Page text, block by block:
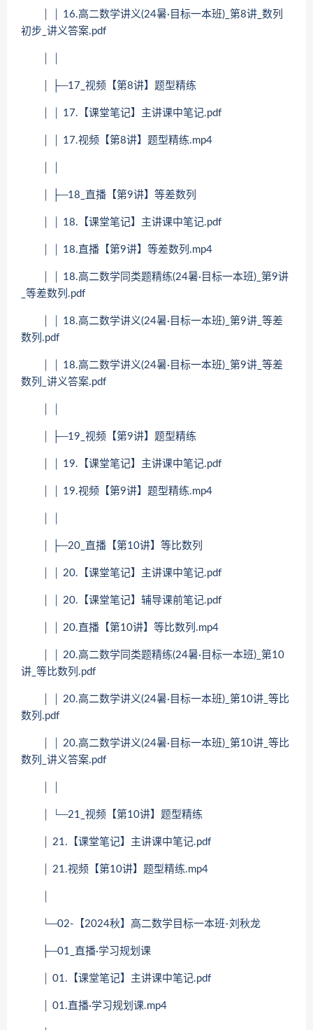
│ │ 16.高二数学讲义(24暑·目标一本班)_第8讲_数列
初步_讲义答案.pdf
│ ├─17_视频【第8讲】题型精练
│ │ 17.【课堂笔记】主讲课中笔记.pdf
│ │ 17.视频【第8讲】题型精练.mp4
│ ├─18_直播【第9讲】等差数列
│ │ 18.【课堂笔记】主讲课中笔记.pdf
│ │ 18.直播【第9讲】等差数列.mp4
│ │ 18.高二数学同类题精练(24暑·目标一本班)_第9讲
_等差数列.pdf
│ │ 18.高二数学讲义(24暑·目标一本班)_第9讲_等差
数列.pdf
│ │ 18.高二数学讲义(24暑·目标一本班)_第9讲_等差
数列_讲义答案.pdf
│ ├─19_视频【第9讲】题型精练
│ │ 19.【课堂笔记】主讲课中笔记.pdf
│ │ 19.视频【第9讲】题型精练.mp4
│ ├─20_直播【第10讲】等比数列
│ │ 20.【课堂笔记】主讲课中笔记.pdf
│ │ 20.【课堂笔记】辅导课前笔记.pdf
│ │ 20.直播【第10讲】等比数列.mp4
│ │ 20.高二数学同类题精练(24暑·目标一本班)_第10
讲_等比数列.pdf
│ │ 20.高二数学讲义(24暑·目标一本班)_第10讲_等比
数列.pdf
│ │ 20.高二数学讲义(24暑·目标一本班)_第10讲_等比
数列_讲义答案.pdf
│ └─21_视频【第10讲】题型精练
│ 21.【课堂笔记】主讲课中笔记.pdf
│ 21.视频【第10讲】题型精练.mp4
└─02-【2024秋】高二数学目标一本班-刘秋龙
├─01_直播·学习规划课
│ 01.【课堂笔记】主讲课中笔记.pdf
│ 01.直播·学习规划课.mp4